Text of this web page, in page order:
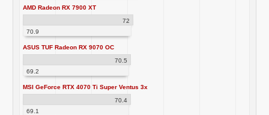
AMD Radeon RX 7900 XT
72
70.9
ASUS TUF Radeon RX 9070 OC
70.5
69.2
MSI GeForce RTX 4070 Ti Super Ventus 3x
70.4
69.1